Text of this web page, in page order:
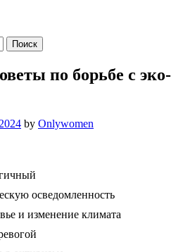
по борьбе с эко-
by Onlywomen
осведомленность
и изменение климата